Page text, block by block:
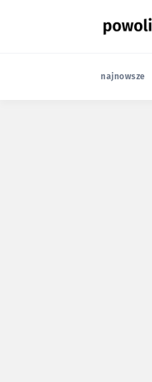
najnowsze